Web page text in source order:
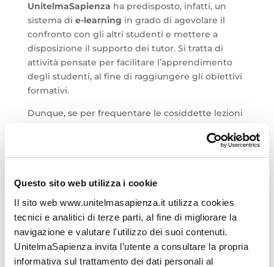
Questo sito web utilizza i cookie
Il sito web www.unitelmasapienza.it utilizza cookies
tecnici e analitici di terze parti, al fine di migliorare la
navigazione e valutare l'utilizzo dei suoi contenuti.
UnitelmaSapienza invita l’utente a consultare la propria
informativa sul trattamento dei dati personali al
UnitelmaSapienza ha predisposto, infatti, un
sistema di e-learning in grado di agevolare il
confronto con gli altri studenti e mettere a
disposizione il supporto dei tutor. Si tratta di
attività pensate per facilitare l’apprendimento
degli studenti, al fine di raggiungere gli obiettivi
formativi.
Dunque, se per frequentare le cosiddette lezioni
un’assoluta flessibilità oraria
perché le lezioni, e il relativo materiale di studio,
giornata , il che rende questa tipologia di
didattica perfetta sia per gli studenti lavoratori
sia per coloro i quali, in generale, non hanno
molto tempo a disposizione per lo studio ma
hanno ugualmente desiderio di acquisire nuove
conoscenze.